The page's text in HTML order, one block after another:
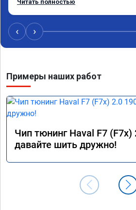
Читать полностью
‹ ›
Примеры наших работ
Чип тюнинг Haval F7 (F7x)
давайте шить дружно!